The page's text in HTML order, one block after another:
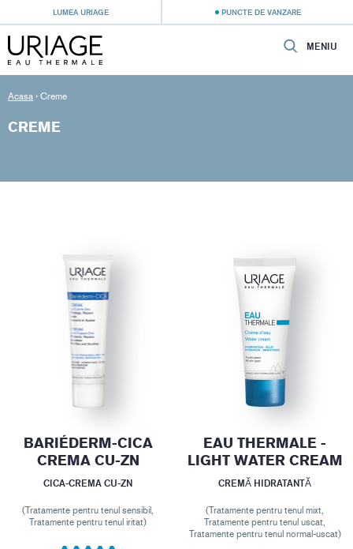
LUMEA URIAGE PUNCTE DE VANZARE
MENIU
Acasa › Creme
CREME
BARIÉDERM-CICA
CREMA CU-ZN
CICA-CREMA CU-ZN
(Tratamente pentru tenul sensibil,
Tratamente pentru tenul iritat)
EAU THERMALE -
LIGHT WATER CREAM
CREMĂ HIDRATANTĂ
(Tratamente pentru tenul mixt,
Tratamente pentru tenul uscat,
Tratamente pentru tenul normal-uscat)